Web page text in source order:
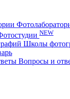
NEW
Школы
Вопросы и